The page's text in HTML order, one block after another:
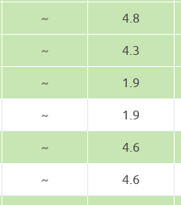
~ 4.8
~ 4.3
~ 1.9
~ 1.9
~ 4.6
~ 4.6